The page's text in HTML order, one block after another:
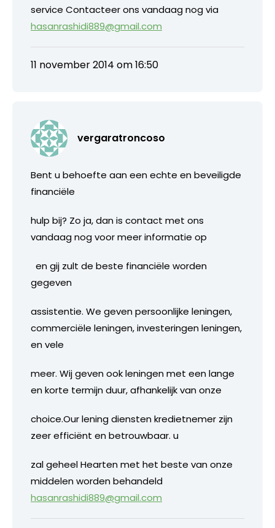
service Contacteer ons vandaag nog via
hasanrashidi889@gmail.com
11 november 2014 om 16:50
vergaratroncoso
Bent u behoefte aan een echte en beveiligde
financiële
hulp bij? Zo ja, dan is contact met ons
vandaag nog voor meer informatie op
en gij zult de beste financiële worden
gegeven
assistentie. We geven persoonlijke leningen,
commerciële leningen, investeringen leningen,
en vele
meer. Wij geven ook leningen met een lange
en korte termijn duur, afhankelijk van onze
choice.Our lening diensten kredietnemer zijn
zeer efficiënt en betrouwbaar. u
zal geheel Hearten met het beste van onze
middelen worden behandeld
hasanrashidi889@gmail.com